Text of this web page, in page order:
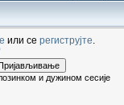
или се региструјте
и дужином сесије